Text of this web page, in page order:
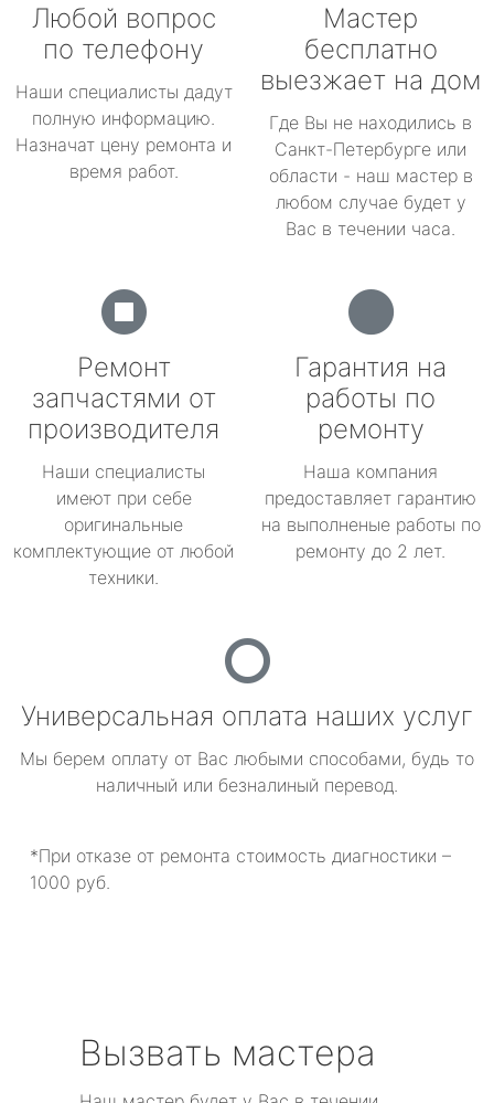
Любой вопрос
по телефону
Наши специалисты дадут
полную информацию.
Назначат цену ремонта и
время работ.
Мастер
бесплатно
выезжает на дом
Где Вы не находились в
Санкт-Петербурге или
области - наш мастер в
любом случае будет у
Вас в течении часа.
Ремонт
запчастями от
производителя
Наши специалисты
имеют при себе
оригинальные
комплектующие от любой
техники.
Гарантия на
работы по
ремонту
Наша компания
предоставляет гарантию
на выполненые работы по
ремонту до 2 лет.
Универсальная оплата наших услуг
Мы берем оплату от Вас любыми способами, будь то
наличный или безналиный перевод.
*При отказе от ремонта стоимость диагностики –
1000 руб.
Вызвать мастера